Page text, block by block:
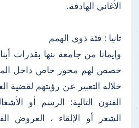
الأغاني الهادفة.
ثانيا : فئة ذوي الهمم
وإيمانا من جامعة بنها بقدرات
خصص لهم محور خاص داخل
خلاله التعبير عن رؤيتهم لقضية
الفنون التالية: الرسم أو
الشعر أو الإلقاء ، العروض